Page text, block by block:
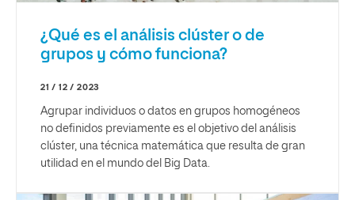
¿Qué es el análisis clúster o de
grupos y cómo funciona?
21 / 12 / 2023
Agrupar individuos o datos en grupos homogéneos
no definidos previamente es el objetivo del análisis
clúster, una técnica matemática que resulta de gran
utilidad en el mundo del Big Data.